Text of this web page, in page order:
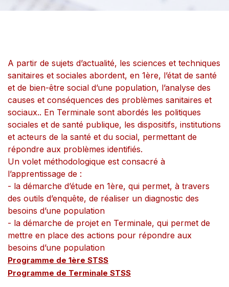
A partir de sujets d’actualité, les sciences et techniques
sanitaires et sociales abordent, en 1ère, l’état de santé
et de bien-être social d’une population, l’analyse des
causes et conséquences des problèmes sanitaires et
sociaux.. En Terminale sont abordés les politiques
sociales et de santé publique, les dispositifs, institutions
et acteurs de la santé et du social, permettant de
répondre aux problèmes identifiés.
Un volet méthodologique est consacré à
l’apprentissage de :
- la démarche d’étude en 1ère, qui permet, à travers
des outils d’enquête, de réaliser un diagnostic des
besoins d’une population
- la démarche de projet en Terminale, qui permet de
mettre en place des actions pour répondre aux
besoins d’une population
Programme de 1ère STSS
Programme de Terminale STSS